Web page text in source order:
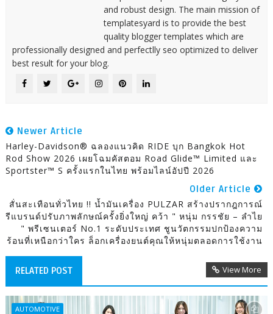
and robust design. The main mission of
templatesyard is to provide the best
quality blogger templates which are
professionally designed and perfectlly seo optimized to deliver
best result for your blog.
Newer Article
Harley-Davidson® ฉลองแนวคิด RIDE บุก Bangkok Hot
Rod Show 2026 เผยโฉมคัสตอม Road Glide™ Limited และ
Sportster™ S ครั้งแรกในไทย พร้อมไลน์อัปปี 2026
Older Article
สั่นสะเทือนทั่วไทย !! น้ำมันเครื่อง PULZAR สร้างปรากฎการณ์
รีแบรนด์ปรับภาพลักษณ์ครั้งยิ่งใหญ่ คว้า " หนุ่ม กรรชัย – ลำไย
" พรีเซนเตอร์ No.1 ระดับประเทศ ชูนวัตกรรมปกป้องความ
ร้อนที่เหนือกว่าใคร ล็อกเครื่องยนต์คุณให้หนุ่มตลอดการใช้งาน
RELATED POST View More
AUTOMOTIVE